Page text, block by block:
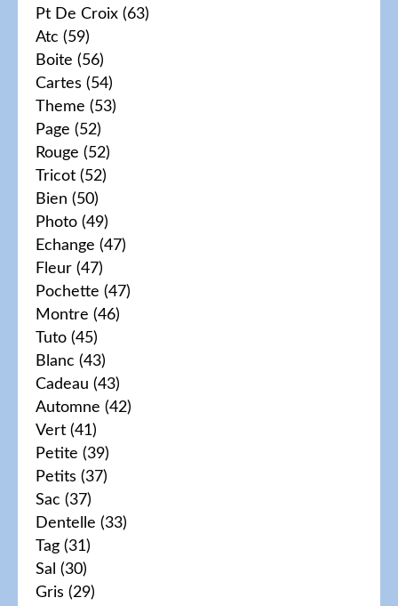
Pt De Croix (63)
Atc (59)
Boite (56)
Cartes (54)
Theme (53)
Page (52)
Rouge (52)
Tricot (52)
Bien (50)
Photo (49)
Echange (47)
Fleur (47)
Pochette (47)
Montre (46)
Tuto (45)
Blanc (43)
Cadeau (43)
Automne (42)
Vert (41)
Petite (39)
Petits (37)
Sac (37)
Dentelle (33)
Tag (31)
Sal (30)
Gris (29)